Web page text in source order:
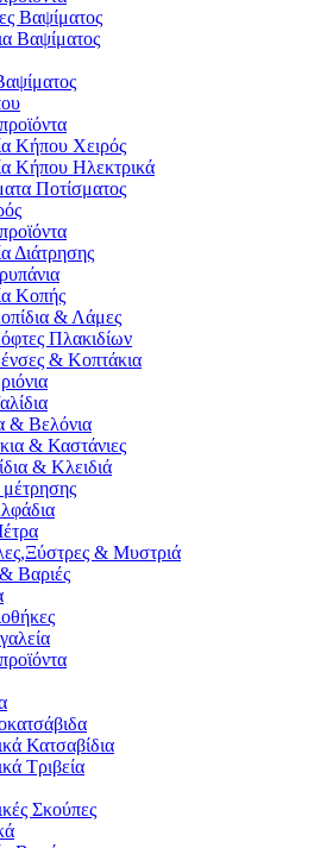
Βαψίματος
Βαψίματος
Κήπου Χειρός
Κήπου Ηλεκτρικά
Ποτίσματος
Διάτρησης
Κοπής
& Λάμες
Πλακιδίων
& Κοπτάκια
& Βελόνια
& Καστάνιες
& Κλειδιά
& Μυστριά
Βαριές
Κατσαβίδια
Τριβεία
Σκούπες